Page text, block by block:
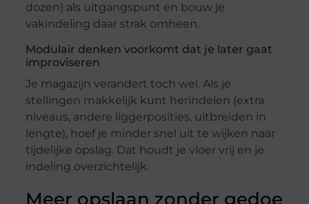
dozen) als uitgangspunt en bouw je
vakindeling daar strak omheen.
Modulair denken voorkomt dat je later gaat
improviseren
Je magazijn verandert toch wel. Als je
stellingen makkelijk kunt herindelen (extra
niveaus, andere liggerposities, uitbreiden in
lengte), hoef je minder snel uit te wijken naar
tijdelijke opslag. Dat houdt je vloer vrij en je
indeling overzichtelijk.
Meer opslaan zonder gedoe